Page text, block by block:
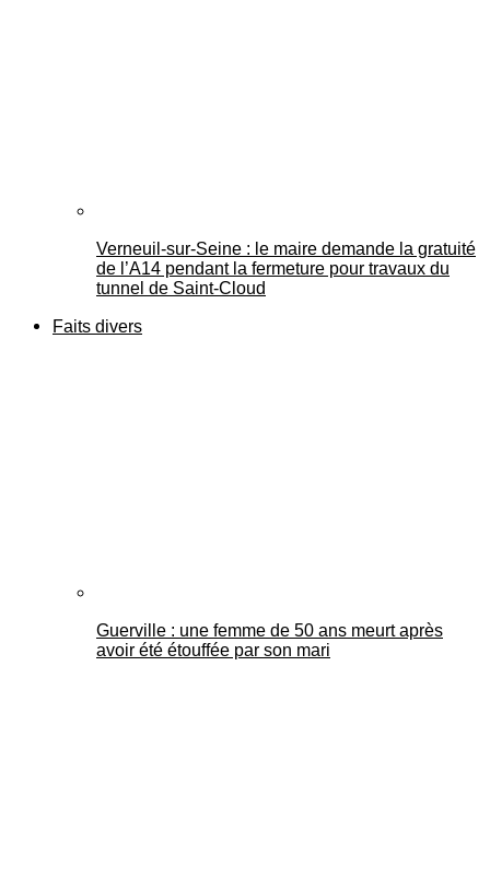
Verneuil-sur-Seine : le maire demande la gratuité
de l’A14 pendant la fermeture pour travaux du
tunnel de Saint-Cloud
Faits divers
Guerville : une femme de 50 ans meurt après
avoir été étouffée par son mari